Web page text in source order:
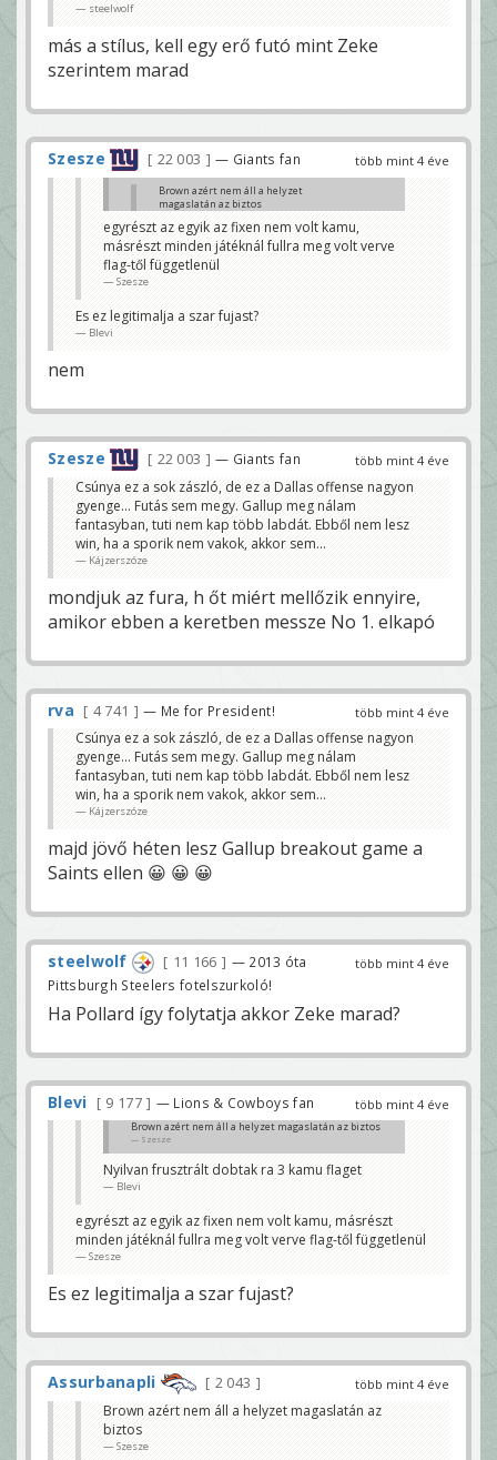
steelwolf
más a stílus, kell egy erő futó mint Zeke
szerintem marad
több mint 4 éve
Szesze 22 003 — Giants fan
Brown azért nem áll a helyzet
magaslatán az biztos
Nyilvan frusztrált dobtak ra 3 kamu flaget
Blevi
egyrészt az egyik az fixen nem volt kamu,
másrészt minden játéknál fullra meg volt verve
flag-től függetlenül
Szesze
Es ez legitimalja a szar fujast?
Blevi
nem
több mint 4 éve
Szesze 22 003 — Giants fan
Csúnya ez a sok zászló, de ez a Dallas offense nagyon
gyenge... Futás sem megy. Gallup meg nálam
fantasyban, tuti nem kap több labdát. Ebből nem lesz
win, ha a sporik nem vakok, akkor sem...
Kájzerszóze
mondjuk az fura, h őt miért mellőzik ennyire,
amikor ebben a keretben messze No 1. elkapó
több mint 4 éve
rva 4 741 — Me for President!
Csúnya ez a sok zászló, de ez a Dallas offense nagyon
gyenge... Futás sem megy. Gallup meg nálam
fantasyban, tuti nem kap több labdát. Ebből nem lesz
win, ha a sporik nem vakok, akkor sem...
Kájzerszóze
majd jövő héten lesz Gallup breakout game a
Saints ellen 😀 😀 😀
több mint 4 éve
steelwolf 11 166
— 2013 óta
Pittsburgh Steelers fotelszurkoló!
Ha Pollard így folytatja akkor Zeke marad?
több mint 4 éve
Blevi 9 177 — Lions & Cowboys fan
Brown azért nem áll a helyzet magaslatán az biztos
Szesze
Nyilvan frusztrált dobtak ra 3 kamu flaget
Blevi
egyrészt az egyik az fixen nem volt kamu, másrészt
minden játéknál fullra meg volt verve flag-től függetlenül
Szesze
Es ez legitimalja a szar fujast?
több mint 4 éve
Assurbanapli
2 043
Brown azért nem áll a helyzet magaslatán az
biztos
Szesze